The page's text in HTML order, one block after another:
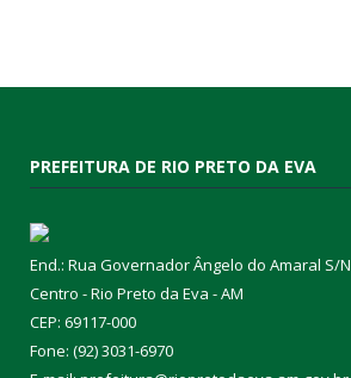
PREFEITURA DE RIO PRETO DA EVA
End.: Rua Governador Ângelo do Amaral S/N
Centro - Rio Preto da Eva - AM
CEP: 69117-000
Fone: (92) 3031-6970